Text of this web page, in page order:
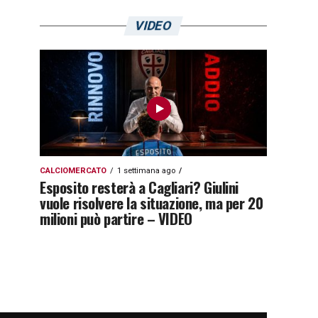
VIDEO
CALCIOMERCATO 1 settimana ago
Esposito resterà a Cagliari? Giulini
vuole risolvere la situazione, ma per 20
milioni può partire – VIDEO